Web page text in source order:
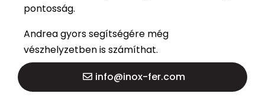
pontosság.
Andrea gyors segítségére még
vészhelyzetben is számíthat.
info@inox-fer.com